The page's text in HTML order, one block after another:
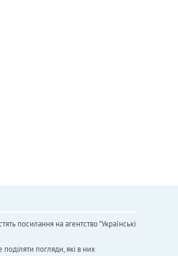
посилання на агентство "Українськi
погляди, які в них